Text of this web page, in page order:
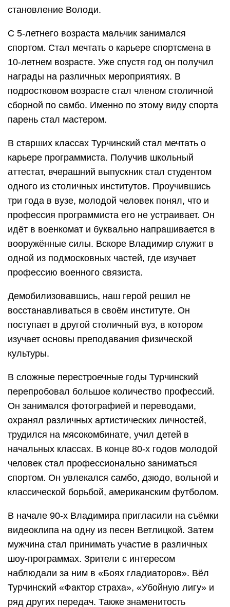
становление Володи.
С 5-летнего возраста мальчик занимался
спортом. Стал мечтать о карьере спортсмена в
10-летнем возрасте. Уже спустя год он получил
награды на различных мероприятиях. В
подростковом возрасте стал членом столичной
сборной по самбо. Именно по этому виду спорта
парень стал мастером.
В старших классах Турчинский стал мечтать о
карьере программиста. Получив школьный
аттестат, вчерашний выпускник стал студентом
одного из столичных институтов. Проучившись
три года в вузе, молодой человек понял, что и
профессия программиста его не устраивает. Он
идёт в военкомат и буквально напрашивается в
вооружённые силы. Вскоре Владимир служит в
одной из подмосковных частей, где изучает
профессию военного связиста.
Демобилизовавшись, наш герой решил не
восстанавливаться в своём институте. Он
поступает в другой столичный вуз, в котором
изучает основы преподавания физической
культуры.
В сложные перестроечные годы Турчинский
перепробовал большое количество профессий.
Он занимался фотографией и переводами,
охранял различных артистических личностей,
трудился на мясокомбинате, учил детей в
начальных классах. В конце 80-х годов молодой
человек стал профессионально заниматься
спортом. Он увлекался самбо, дзюдо, вольной и
классической борьбой, американским футболом.
В начале 90-х Владимира пригласили на съёмки
видеоклипа на одну из песен Ветлицкой. Затем
мужчина стал принимать участие в различных
шоу-программах. Зрители с интересом
наблюдали за ним в «Боях гладиаторов». Вёл
Турчинский «Фактор страха», «Убойную лигу» и
ряд других передач. Также знаменитость